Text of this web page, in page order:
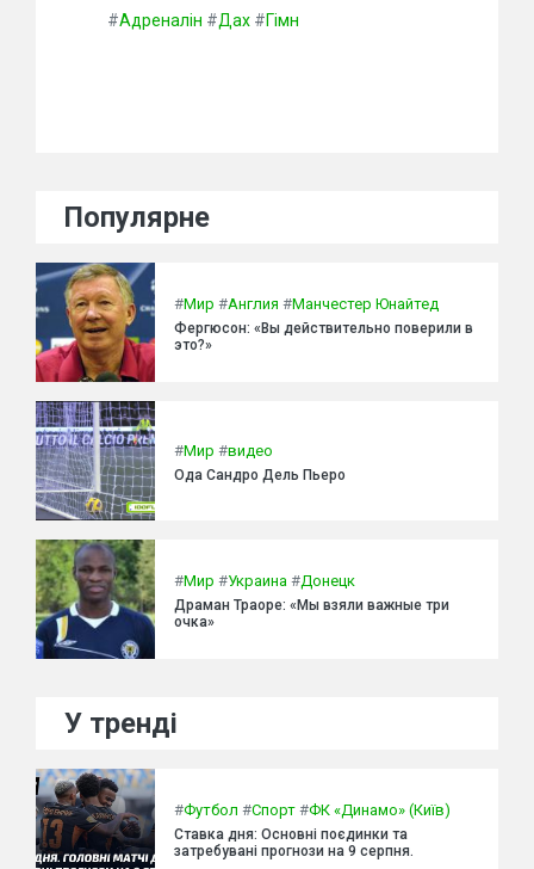
#Адреналін #Дах #Гімн
Популярне
#Мир #Англия #Манчестер Юнайтед
Фергюсон: «Вы действительно поверили в
это?»
#Мир #видео
Ода Сандро Дель Пьеро
#Мир #Украина #Донецк
Драман Траоре: «Мы взяли важные три
очка»
У тренді
#Футбол #Спорт #ФК «Динамо» (Київ)
Ставка дня: Основні поєдинки та
затребувані прогнози на 9 серпня.